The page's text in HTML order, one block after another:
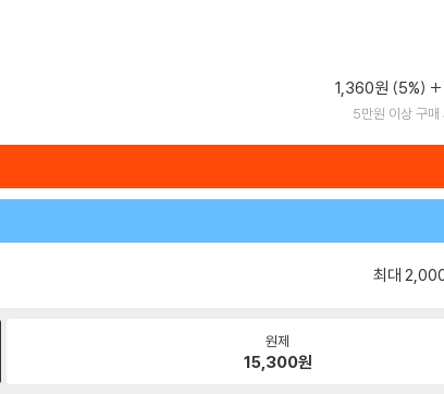
1,360원 (5%)
5만원 이상 구매
최대
원제
15,300원